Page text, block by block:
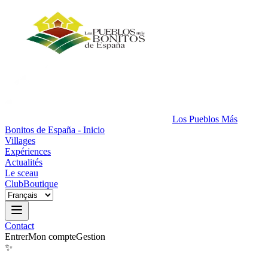
Los Pueblos Más
Bonitos de España - Inicio
Villages
Expériences
Actualités
Le sceau
ClubBoutique
Contact
EntrerMon compteGestion
✨